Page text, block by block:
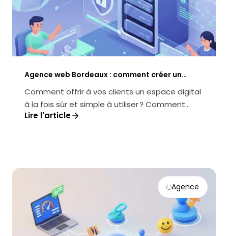
Agence web Bordeaux : comment créer un
extranet client sécurisé et performant
Comment offrir à vos clients un espace digital
à la fois sûr et simple à utiliser ? Comment
transformer un extranet en v...
Lire l'article
Agence